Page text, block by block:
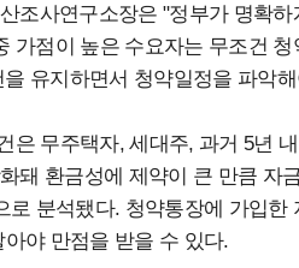
조사연구소장은 "정부가 명확
가점이 높은 수요자는 무조건
유지하면서 청약일정을 파악
은 무주택자, 세대주, 과거 5년
돼 환금성에 제약이 큰 만큼 자
로 분석됐다. 청약통장에 가입
야 만점을 받을 수 있다.